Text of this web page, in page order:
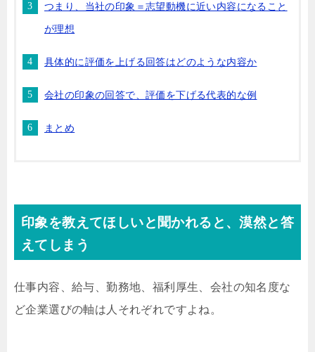
つまり、当社の印象＝志望動機に近い内容になること
が理想
具体的に評価を上げる回答はどのような内容か
会社の印象の回答で、評価を下げる代表的な例
まとめ
印象を教えてほしいと聞かれると、漠然と答
えてしまう
仕事内容、給与、勤務地、福利厚生、会社の知名度な
ど企業選びの軸は人それぞれですよね。